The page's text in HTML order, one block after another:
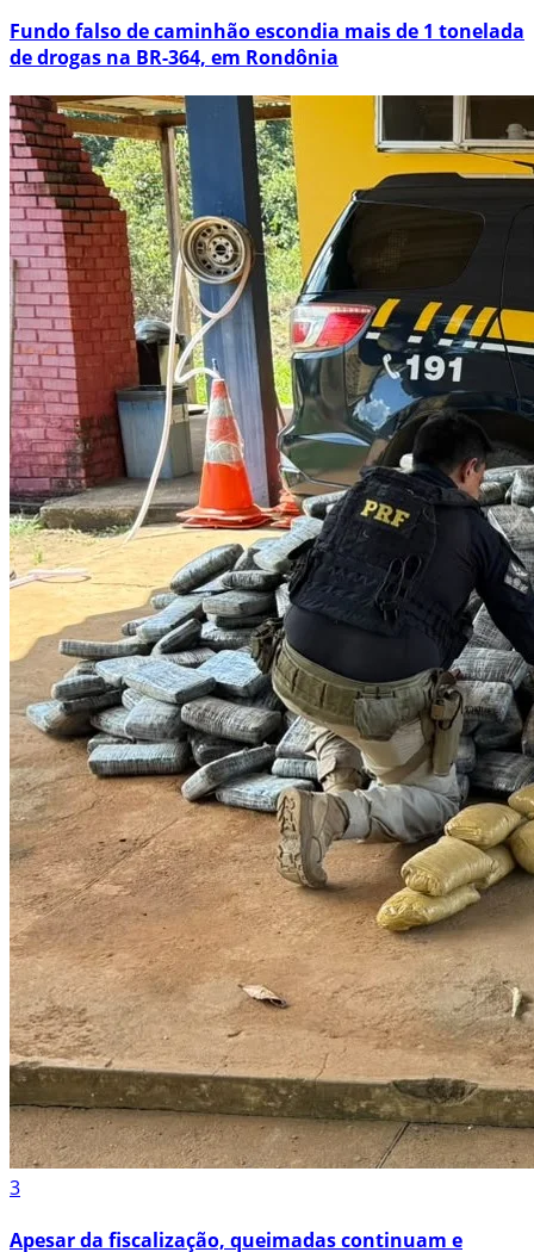
Fundo falso de caminhão escondia mais de 1 tonelada
de drogas na BR-364, em Rondônia
3
Apesar da fiscalização, queimadas continuam e